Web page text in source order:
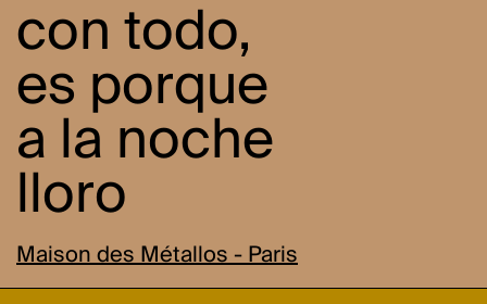
con todo,
es porque
a la noche
lloro
Maison des Métallos - Paris